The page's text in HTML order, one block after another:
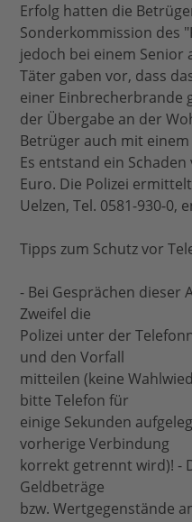
Erfolg hatten die
Sonderkommission des
jedoch bei einem Senior
Täter gaben vor, dass
einer Einbrecherbrande
der Übergabe an der
Betrüger auch mit
Es entstand ein
Euro. Die Polizei
Uelzen, Tel. 0581-930-0,
Tipps zum Schutz vor
- Bei Gesprächen dieser
Zweifel die
Polizei unter der
und den Vorfall
mitteilen (keine
bitte Telefon für
einige Sekunden
vorherige Verbindung
korrekt getrennt wird)! -
Geldbeträge
bzw. Wertgegenstände